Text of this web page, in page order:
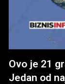
Ovo je 21
Jedan od